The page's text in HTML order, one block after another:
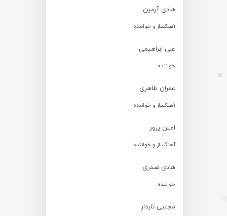
هادی آرمین
آهنگساز و خواننده
علی ابراهیمی
خواننده
عمران طاهری
آهنگساز و خواننده
امین پرور
آهنگساز و خواننده
هادی صدری
خواننده
مجتبی تابدار